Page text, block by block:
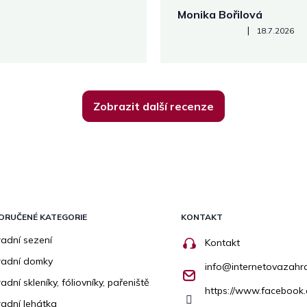
Monika Bořilová
Hodnocení obchodu je 5 z
| 18.7.2026
Zobrazit další recenze
KATEGORIE
sezení
domky
skleníky, fóliovníky, pařeniště
lehátka
KONTAKT
Kontakt
info@
https://